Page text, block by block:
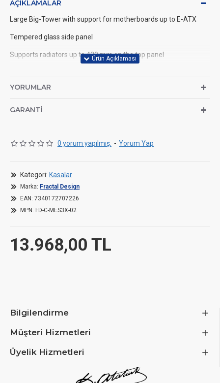
AÇIKLAMALAR
Large Big-Tower with support for motherboards up to E-ATX
Tempered glass side panel
Supports radiators up to 420 mm on the top panel
Dimensions
Width
Case
YORUMLAR
GARANTI
0 yorum yapılmış. - Yorum Yap
13.968,00 TL
Kategori: Kasalar
Marka: Fractal Design
EAN: 7340172707226
MPN: FD-C-MES3X-02
Bilgilendirme
Müşteri Hizmetleri
Üyelik Hizmetleri